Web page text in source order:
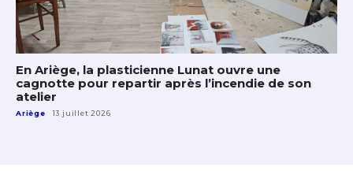
En Ariège, la plasticienne Lunat ouvre une
cagnotte pour repartir après l’incendie de son
atelier
Ariège 13 juillet 2026